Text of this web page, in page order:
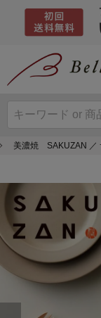
美濃焼 SAKUZAN ／